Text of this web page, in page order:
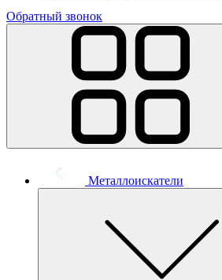
Обратный звонок
Металлоискатели